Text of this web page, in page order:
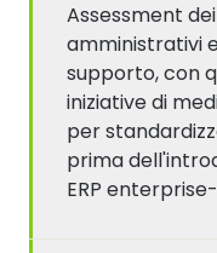
Assessment
amministrativi
supporto, con
iniziative di
per
prima
ERP